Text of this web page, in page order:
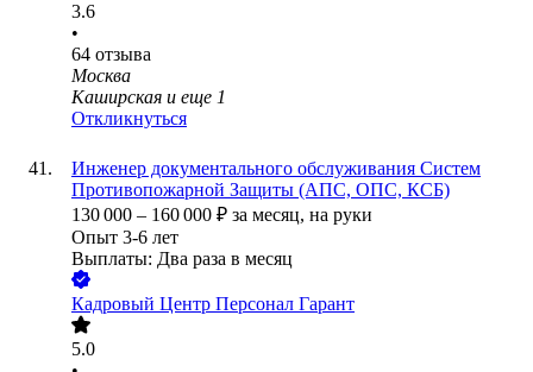
3.6
•
64 отзыва
Москва
Каширская и еще 1
Откликнуться
Инженер документального обслуживания Систем
Противопожарной Защиты (АПС, ОПС, КСБ)
130 000 – 160 000 ₽ за месяц, на руки
Опыт 3-6 лет
Выплаты: Два раза в месяц
Кадровый Центр Персонал Гарант
5.0